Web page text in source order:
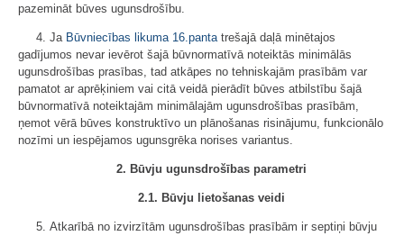
pazemināt būves ugunsdrošību.
4. Ja Būvniecības likuma 16.pantatrešajā daļā minētajos
gadījumos nevar ievērot šajā būvnormatīvā noteiktās minimālās
ugunsdrošības prasības, tad atkāpes no tehniskajām prasībām var
pamatot ar aprēķiniem vai citā veidā pierādīt būves atbilstību šajā
būvnormatīvā noteiktajām minimālajām ugunsdrošības prasībām,
ņemot vērā būves konstruktīvo un plānošanas risinājumu, funkcionālo
nozīmi un iespējamos ugunsgrēka norises variantus.
2. Būvju ugunsdrošības parametri
2.1. Būvju lietošanas veidi
5. Atkarībā no izvirzītām ugunsdrošības prasībām ir septiņi būvju